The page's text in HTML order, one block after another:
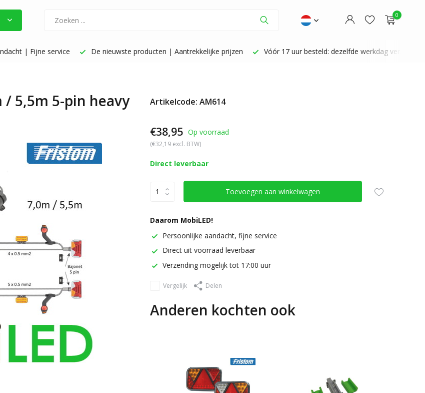
0
| Fijne service De nieuwste producten | Aantrekkelijke prijzen Vóór 17 uur besteld: dezelfde werkdag verzonden
5,5m 5-pin heavy
Artikelcode: AM614
€38,95 Op voorraad
(€32,19 excl. BTW)
Direct leverbaar
Toevoegen aan winkelwagen
Daarom MobiLED!
Persoonlijke aandacht, fijne service
Direct uit voorraad leverbaar
Verzending mogelijk tot 17:00 uur
Vergelijk Delen
Anderen kochten ook